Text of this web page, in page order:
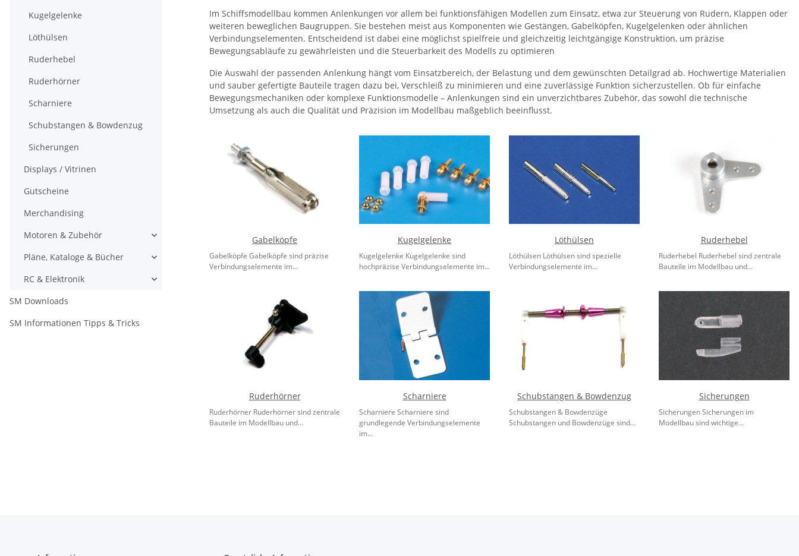
Im Schiffsmodellbau kommen Anlenkungen vor allem bei funktionsfähigen Modellen zum Einsatz, etwa zur Steuerung von Rudern, Klappen oder
weiteren beweglichen Baugruppen. Sie bestehen meist aus Komponenten wie Gestängen, Gabelköpfen, Kugelgelenken oder ähnlichen
Verbindungselementen. Entscheidend ist dabei eine möglichst spielfreie und gleichzeitig leichtgängige Konstruktion, um präzise
Bewegungsabläufe zu gewährleisten und die Steuerbarkeit des Modells zu optimieren
Die Auswahl der passenden Anlenkung hängt vom Einsatzbereich, der Belastung und dem gewünschten Detailgrad ab. Hochwertige Materialien
und sauber gefertigte Bauteile tragen dazu bei, Verschleiß zu minimieren und eine zuverlässige Funktion sicherzustellen. Ob für einfache
Bewegungsmechaniken oder komplexe Funktionsmodelle – Anlenkungen sind ein unverzichtbares Zubehör, das sowohl die technische
Umsetzung als auch die Qualität und Präzision im Modellbau maßgeblich beeinflusst.
Gabelköpfe
Gabelköpfe Gabelköpfe sind präzise
Verbindungselemente im...
Kugelgelenke
Kugelgelenke Kugelgelenke sind
hochpräzise Verbindungselemente im...
Löthülsen
Löthülsen Löthülsen sind spezielle
Verbindungselemente im...
Ruderhebel
Ruderhebel Ruderhebel sind zentrale
Bauteile im Modellbau und...
Ruderhörner
Ruderhörner Ruderhörner sind zentrale
Bauteile im Modellbau und...
Scharniere
Scharniere Scharniere sind
grundlegende Verbindungselemente
im...
Schubstangen & Bowdenzug
Schubstangen & Bowdenzüge
Schubstangen und Bowdenzüge sind...
Sicherungen
Sicherungen Sicherungen im
Modellbau sind wichtige...
Kugelgelenke
Löthülsen
Ruderhebel
Ruderhörner
Scharniere
Schubstangen & Bowdenzug
Sicherungen
Displays / Vitrinen
Gutscheine
Merchandising
Motoren & Zubehör
Pläne, Kataloge & Bücher
RC & Elektronik
SM Downloads
SM Informationen Tipps & Tricks